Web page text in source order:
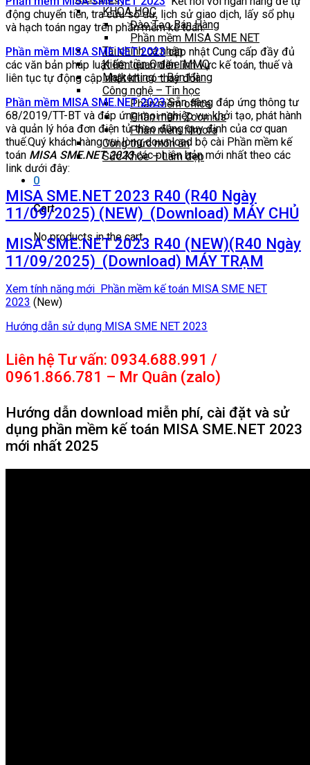
KHÓA HỌC
Đào Tạo Bán Hàng
Phần mềm MISA SME NET
Tài chính cá nhân
Kiếm tiền Online MMO
Markerting – Bán Hàng
Công nghệ – Tin học
Phần mềm office
Phần mềm Zoom.us
Phần mềm filmora
Công thức món ăn
Sức Khỏe – Làm đẹp
0
Cart
No products in the cart.
động chuyển tiền, tra cứu số dư, lịch sử giao dịch, lấy sổ phụ
và hạch toán ngay trên phần mềm kế toán.
Phần mềm MISA SME.NET 2023cập nhật Cung cấp đầy đủ
các văn bản pháp luật liên quan đến lĩnh vực kế toán, thuế và
liên tục tự động cập nhật khi có thay đổi.
Phần mềm MISA SME.NET 2023Sẵn sàng đáp ứng thông tư
68/2019/TT-BT và đáp ứng mọi nghiệp vụ: khởi tạo, phát hành
và quản lý hóa đơn điện tử theo đúng quy định của cơ quan
thuế.Quý khách hàng vui lòng download bộ cài Phần mềm kế
toán MISA SME.NET 2023 các phiên bản mới nhất theo các
link dưới đây:
MISA SME.NET 2023 R40 (R40 Ngày
11/09/2025) (NEW) (Download) MÁY CHỦ
MISA SME.NET 2023 R40 (NEW)(R40 Ngày
11/09/2025) (Download) MÁY TRẠM
Xem tính năng mới Phần mềm kế toán MISA SME NET
2023 (New)
Hướng dẫn sử dụng MISA SME NET 2023
Liên hệ Tư vấn: 0934.688.991 /
0961.866.781 – Mr Quân (zalo)
Hướng dẫn download miễn phí, cài đặt và sử
dụng phần mềm kế toán MISA SME.NET 2023
mới nhất 2025